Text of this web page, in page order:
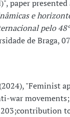
paper presented
e
pelo
de Braga,
"Feminist
war